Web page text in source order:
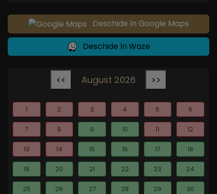
Deschide în Google Maps
Deschide în Waze
<< August 2026 >>
1 2 3 4 5 6
7 8 9 10 11 12
13 14 15 16 17 18
19 20 21 22 23 24
25 26 27 28 29 30